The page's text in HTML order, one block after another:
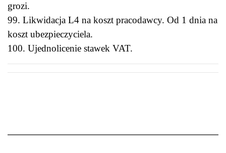
grozi.
99. Likwidacja L4 na koszt pracodawcy. Od 1 dnia na
koszt ubezpieczyciela.
100. Ujednolicenie stawek VAT.